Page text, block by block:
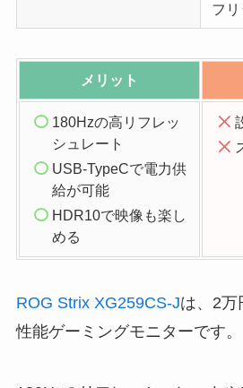
フ
メリット
180Hzの高リフレッ
シュレート
USB-TypeCで電力供
給が可能
HDR10で映像も楽し
める
ROG Strix XG259CS-Jは、2万
性能ゲーミングモニターです。